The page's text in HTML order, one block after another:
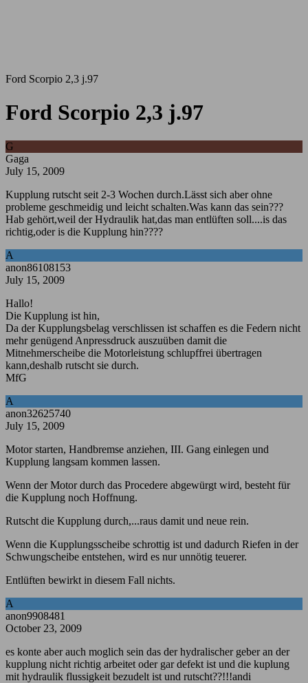
Ford Scorpio 2,3 j.97
Ford Scorpio 2,3 j.97
G
Gaga
July 15, 2009
Kupplung rutscht seit 2-3 Wochen durch.Lässt sich aber ohne
probleme geschmeidig und leicht schalten.Was kann das sein???
Hab gehört,weil der Hydraulik hat,das man entlüften soll....is das
richtig,oder is die Kupplung hin????
A
anon86108153
July 15, 2009
Hallo!
Die Kupplung ist hin,
Da der Kupplungsbelag verschlissen ist schaffen es die Federn nicht
mehr genügend Anpressdruck auszuüben damit die
Mitnehmerscheibe die Motorleistung schlupffrei übertragen
kann,deshalb rutscht sie durch.
MfG
A
anon32625740
July 15, 2009
Motor starten, Handbremse anziehen, III. Gang einlegen und
Kupplung langsam kommen lassen.
Wenn der Motor durch das Procedere abgewürgt wird, besteht für
die Kupplung noch Hoffnung.
Rutscht die Kupplung durch,...raus damit und neue rein.
Wenn die Kupplungsscheibe schrottig ist und dadurch Riefen in der
Schwungscheibe entstehen, wird es nur unnötig teuerer.
Entlüften bewirkt in diesem Fall nichts.
A
anon9908481
October 23, 2009
es konte aber auch moglich sein das der hydralischer geber an der
kupplung nicht richtig arbeitet oder gar defekt ist und die kuplung
mit hydraulik flussigkeit bezudelt ist und rutscht??!!!andi